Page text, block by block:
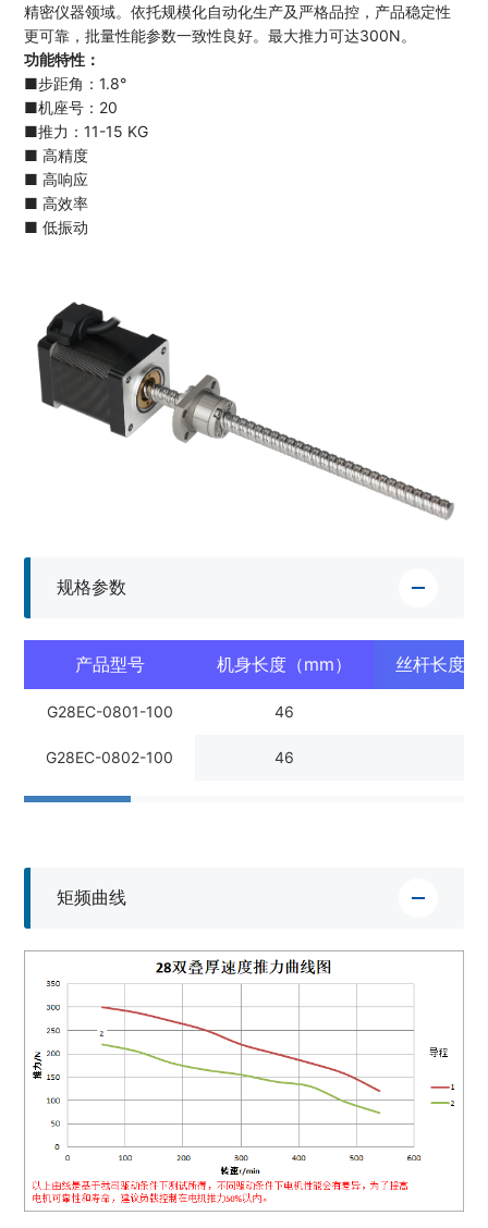
精密仪器领域。依托规模化自动化生产及严格品控，产品稳定性
更可靠，批量性能参数一致性良好。最大推力可达300N。
功能特性：
■步距角：1.8°
■机座号：20
■推力：11-15 KG
■ 高精度
■ 高响应
■ 高效率
■ 低振动
规格参数
产品型号 机身长度（mm） 丝杆长度/
G28EC-0801-100 46
G28EC-0802-100 46
矩频曲线